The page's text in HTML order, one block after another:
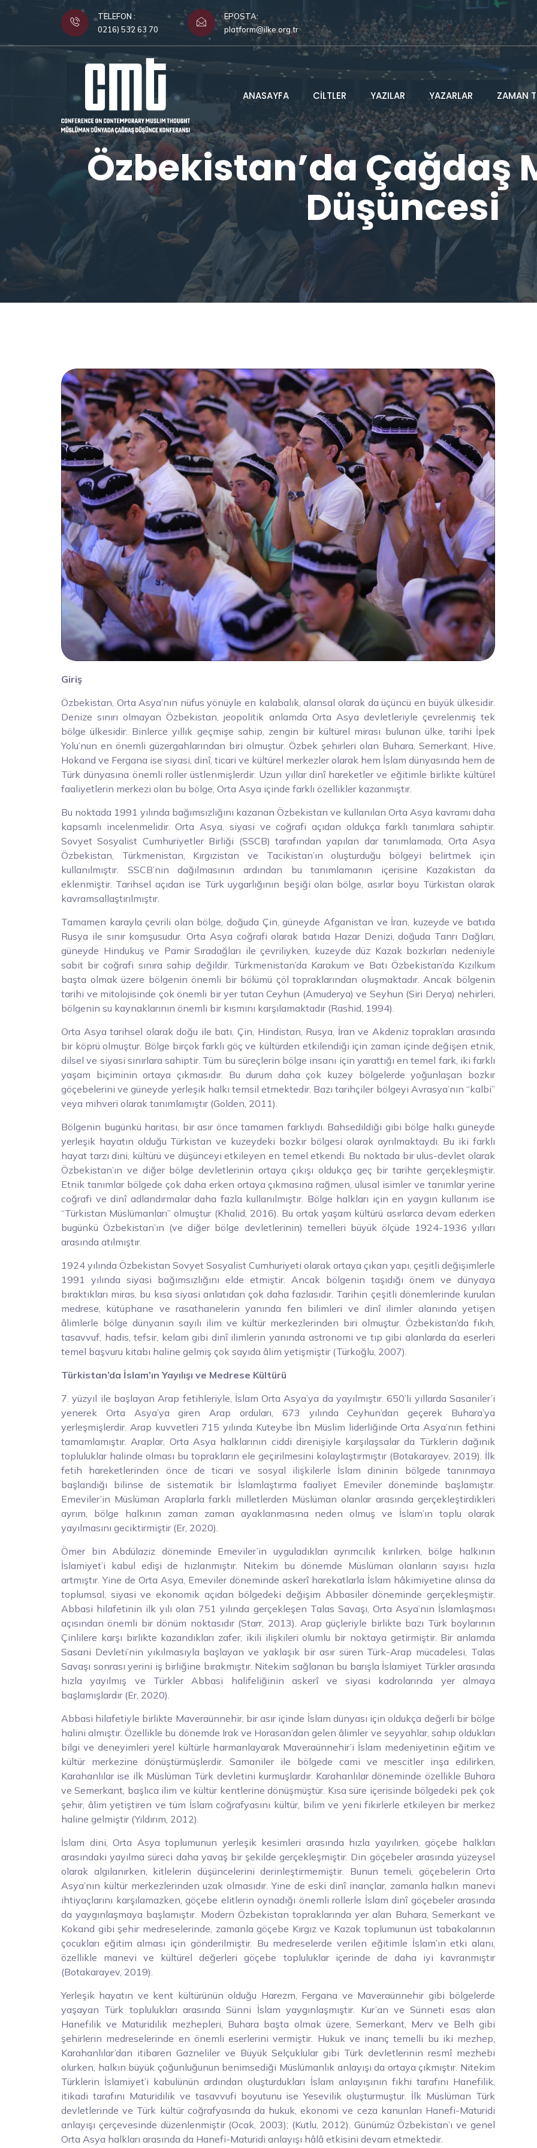
TELEFON :
0216) 532 63 70
EPOSTA:
platform@ilke.org.tr
ANASAYFA CİLTLER YAZILAR YAZARLAR ZAMAN
Özbekistan’da Çağdaş
Düşüncesi
Giriş
Özbekistan, Orta Asya’nın nüfus yönüyle en kalabalık, alansal olarak da üçüncü en büyük ülkesidir.
Denize sınırı olmayan Özbekistan, jeopolitik anlamda Orta Asya devletleriyle çevrelenmiş tek
bölge ülkesidir. Binlerce yıllık geçmişe sahip, zengin bir kültürel mirası bulunan ülke, tarihi İpek
Yolu’nun en önemli güzergahlarından biri olmuştur. Özbek şehirleri olan Buhara, Semerkant, Hive,
Hokand ve Fergana ise siyasi, dinî, ticari ve kültürel merkezler olarak hem İslam dünyasında hem de
Türk dünyasına önemli roller üstlenmişlerdir. Uzun yıllar dinî hareketler ve eğitimle birlikte kültürel
faaliyetlerin merkezi olan bu bölge, Orta Asya içinde farklı özellikler kazanmıştır.
Bu noktada 1991 yılında bağımsızlığını kazanan Özbekistan ve kullanılan Orta Asya kavramı daha
kapsamlı incelenmelidir. Orta Asya, siyasi ve coğrafi açıdan oldukça farklı tanımlara sahiptir.
Sovyet Sosyalist Cumhuriyetler Birliği (SSCB) tarafından yapılan dar tanımlamada, Orta Asya
Özbekistan, Türkmenistan, Kırgızistan ve Tacikistan’ın oluşturduğu bölgeyi belirtmek için
kullanılmıştır. SSCB’nin dağılmasının ardından bu tanımlamanın içerisine Kazakistan da
eklenmiştir. Tarihsel açıdan ise Türk uygarlığının beşiği olan bölge, asırlar boyu Türkistan olarak
kavramsallaştırılmıştır.
Tamamen karayla çevrili olan bölge, doğuda Çin, güneyde Afganistan ve İran, kuzeyde ve batıda
Rusya ile sınır komşusudur. Orta Asya coğrafi olarak batıda Hazar Denizi, doğuda Tanrı Dağları,
güneyde Hindukuş ve Pamir Sıradağları ile çevriliyken, kuzeyde düz Kazak bozkırları nedeniyle
sabit bir coğrafi sınıra sahip değildir. Türkmenistan’da Karakum ve Batı Özbekistan’da Kızılkum
başta olmak üzere bölgenin önemli bir bölümü çöl topraklarından oluşmaktadır. Ancak bölgenin
tarihi ve mitolojisinde çok önemli bir yer tutan Ceyhun (Amuderya) ve Seyhun (Siri Derya) nehirleri,
bölgenin su kaynaklarının önemli bir kısmını karşılamaktadır (Rashid, 1994).
Orta Asya tarihsel olarak doğu ile batı, Çin, Hindistan, Rusya, İran ve Akdeniz toprakları arasında
bir köprü olmuştur. Bölge birçok farklı göç ve kültürden etkilendiği için zaman içinde değişen etnik,
dilsel ve siyasi sınırlara sahiptir. Tüm bu süreçlerin bölge insanı için yarattığı en temel fark, iki farklı
yaşam biçiminin ortaya çıkmasıdır. Bu durum daha çok kuzey bölgelerde yoğunlaşan bozkır
göçebelerini ve güneyde yerleşik halkı temsil etmektedir. Bazı tarihçiler bölgeyi Avrasya’nın “kalbi”
veya mihveri olarak tanımlamıştır (Golden, 2011).
Bölgenin bugünkü haritası, bir asır önce tamamen farklıydı. Bahsedildiği gibi bölge halkı güneyde
yerleşik hayatın olduğu Türkistan ve kuzeydeki bozkır bölgesi olarak ayrılmaktaydı. Bu iki farklı
hayat tarzı dini, kültürü ve düşünceyi etkileyen en temel etkendi. Bu noktada bir ulus-devlet olarak
Özbekistan’ın ve diğer bölge devletlerinin ortaya çıkışı oldukça geç bir tarihte gerçekleşmiştir.
Etnik tanımlar bölgede çok daha erken ortaya çıkmasına rağmen, ulusal isimler ve tanımlar yerine
coğrafi ve dinî adlandırmalar daha fazla kullanılmıştır. Bölge halkları için en yaygın kullanım ise
“Türkistan Müslümanları” olmuştur (Khalid, 2016). Bu ortak yaşam kültürü asırlarca devam ederken
bugünkü Özbekistan’ın (ve diğer bölge devletlerinin) temelleri büyük ölçüde 1924-1936 yılları
arasında atılmıştır.
1924 yılında Özbekistan Sovyet Sosyalist Cumhuriyeti olarak ortaya çıkan yapı, çeşitli değişimlerle
1991 yılında siyasi bağımsızlığını elde etmiştir. Ancak bölgenin taşıdığı önem ve dünyaya
bıraktıkları miras, bu kısa siyasi anlatıdan çok daha fazlasıdır. Tarihin çeşitli dönemlerinde kurulan
medrese, kütüphane ve rasathanelerin yanında fen bilimleri ve dinî ilimler alanında yetişen
âlimlerle bölge dünyanın sayılı ilim ve kültür merkezlerinden biri olmuştur. Özbekistan’da fıkıh,
tasavvuf, hadis, tefsir, kelam gibi dinî ilimlerin yanında astronomi ve tıp gibi alanlarda da eserleri
temel başvuru kitabı haline gelmiş çok sayıda âlim yetişmiştir (Türkoğlu, 2007).
Türkistan’da İslam’ın Yayılışı ve Medrese Kültürü
7. yüzyıl ile başlayan Arap fetihleriyle, İslam Orta Asya’ya da yayılmıştır. 650’li yıllarda Sasaniler’i
yenerek Orta Asya’ya giren Arap orduları, 673 yılında Ceyhun’dan geçerek Buhara’ya
yerleşmişlerdir. Arap kuvvetleri 715 yılında Kuteybe İbn Müslim liderliğinde Orta Asya’nın fethini
tamamlamıştır. Araplar, Orta Asya halklarının ciddi direnişiyle karşılaşsalar da Türklerin dağınık
topluluklar halinde olması bu toprakların ele geçirilmesini kolaylaştırmıştır (Botakarayev, 2019). İlk
fetih hareketlerinden önce de ticari ve sosyal ilişkilerle İslam dininin bölgede tanınmaya
başlandığı bilinse de sistematik bir İslamlaştırma faaliyet Emeviler döneminde başlamıştır.
Emeviler’in Müslüman Araplarla farklı milletlerden Müslüman olanlar arasında gerçekleştirdikleri
ayrım, bölge halkının zaman zaman ayaklanmasına neden olmuş ve İslam’ın toplu olarak
yayılmasını geciktirmiştir (Er, 2020).
Ömer bin Abdülaziz döneminde Emeviler’in uyguladıkları ayrımcılık kırılırken, bölge halkının
İslamiyet’i kabul edişi de hızlanmıştır. Nitekim bu dönemde Müslüman olanların sayısı hızla
artmıştır. Yine de Orta Asya, Emeviler döneminde askerî harekatlarla İslam hâkimiyetine alınsa da
toplumsal, siyasi ve ekonomik açıdan bölgedeki değişim Abbasiler döneminde gerçekleşmiştir.
Abbasi hilafetinin ilk yılı olan 751 yılında gerçekleşen Talas Savaşı, Orta Asya’nın İslamlaşması
açısından önemli bir dönüm noktasıdır (Starr, 2013). Arap güçleriyle birlikte bazı Türk boylarının
Çinlilere karşı birlikte kazandıkları zafer, ikili ilişkileri olumlu bir noktaya getirmiştir. Bir anlamda
Sasani Devleti’nin yıkılmasıyla başlayan ve yaklaşık bir asır süren Türk-Arap mücadelesi, Talas
Savaşı sonrası yerini iş birliğine bırakmıştır. Nitekim sağlanan bu barışla İslamiyet Türkler arasında
hızla yayılmış ve Türkler Abbasi halifeliğinin askerî ve siyasi kadrolarında yer almaya
başlamışlardır (Er, 2020).
Abbasi hilafetiyle birlikte Maveraünnehir, bir asır içinde İslam dünyası için oldukça değerli bir bölge
halini almıştır. Özellikle bu dönemde Irak ve Horasan’dan gelen âlimler ve seyyahlar, sahip oldukları
bilgi ve deneyimleri yerel kültürle harmanlayarak Maveraünnehir’i İslam medeniyetinin eğitim ve
kültür merkezine dönüştürmüşlerdir. Samaniler ile bölgede cami ve mescitler inşa edilirken,
Karahanlılar ise ilk Müslüman Türk devletini kurmuşlardır. Karahanlılar döneminde özellikle Buhara
ve Semerkant, başlıca ilim ve kültür kentlerine dönüşmüştür. Kısa süre içerisinde bölgedeki pek çok
şehir, âlim yetiştiren ve tüm İslam coğrafyasını kültür, bilim ve yeni fikirlerle etkileyen bir merkez
haline gelmiştir (Yıldırım, 2012).
İslam dini, Orta Asya toplumunun yerleşik kesimleri arasında hızla yayılırken, göçebe halkları
arasındaki yayılma süreci daha yavaş bir şekilde gerçekleşmiştir. Din göçebeler arasında yüzeysel
olarak algılanırken, kitlelerin düşüncelerini derinleştirmemiştir. Bunun temeli, göçebelerin Orta
Asya’nın kültür merkezlerinden uzak olmasıdır. Yine de eski dinî inançlar, zamanla halkın manevi
ihtiyaçlarını karşılamazken, göçebe elitlerin oynadığı önemli rollerle İslam dinî göçebeler arasında
da yaygınlaşmaya başlamıştır. Modern Özbekistan topraklarında yer alan Buhara, Semerkant ve
Kokand gibi şehir medreselerinde, zamanla göçebe Kırgız ve Kazak toplumunun üst tabakalarının
çocukları eğitim alması için gönderilmiştir. Bu medreselerde verilen eğitimle İslam’ın etki alanı,
özellikle manevi ve kültürel değerleri göçebe topluluklar içerinde de daha iyi kavranmıştır
(Botakarayev, 2019).
Yerleşik hayatın ve kent kültürünün olduğu Harezm, Fergana ve Maveraünnehir gibi bölgelerde
yaşayan Türk toplulukları arasında Sünni İslam yaygınlaşmıştır. Kur’an ve Sünneti esas alan
Hanefilik ve Maturidilik mezhepleri, Buhara başta olmak üzere, Semerkant, Merv ve Belh gibi
şehirlerin medreselerinde en önemli eserlerini vermiştir. Hukuk ve inanç temelli bu iki mezhep,
Karahanlılar’dan itibaren Gazneliler ve Büyük Selçuklular gibi Türk devletlerinin resmî mezhebi
olurken, halkın büyük çoğunluğunun benimsediği Müslümanlık anlayışı da ortaya çıkmıştır. Nitekim
Türklerin İslamiyet’i kabulünün ardından oluşturdukları İslam anlayışının fıkhi tarafını Hanefilik,
itikadi tarafını Maturidilik ve tasavvufi boyutunu ise Yesevilik oluşturmuştur. İlk Müslüman Türk
devletlerinde ve Türk kültür coğrafyasında da hukuk, ekonomi ve ceza kanunları Hanefi-Maturidi
anlayışı çerçevesinde düzenlenmiştir (Ocak, 2003); (Kutlu, 2012). Günümüz Özbekistan’ı ve genel
Orta Asya halkları arasında da Hanefi-Maturidi anlayışı hâlâ etkisini devam etmektedir.